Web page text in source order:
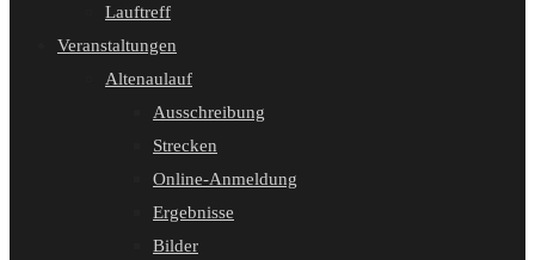
Lauftreff
Veranstaltungen
Altenaulauf
Ausschreibung
Strecken
Online-Anmeldung
Ergebnisse
Bilder